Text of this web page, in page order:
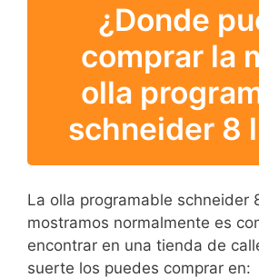
¿Donde
comprar la
olla
schneider 8
La olla programable schneider
mostramos normalmente es
encontrar en una tienda de
suerte los puedes comprar en: